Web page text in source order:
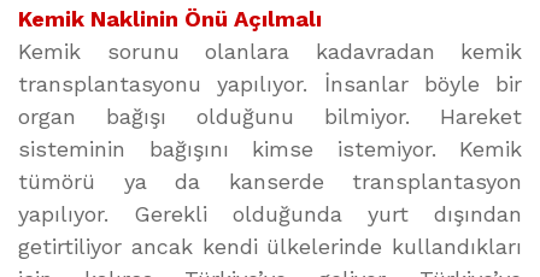
Kemik Naklinin Önü Açılmalı
Kemik sorunu olanlara kadavradan kemik
transplantasyonu yapılıyor. İnsanlar böyle bir
organ bağışı olduğunu bilmiyor. Hareket
sisteminin bağışını kimse istemiyor. Kemik
tümörü ya da kanserde transplantasyon
yapılıyor. Gerekli olduğunda yurt dışından
getirtiliyor ancak kendi ülkelerinde kullandıkları